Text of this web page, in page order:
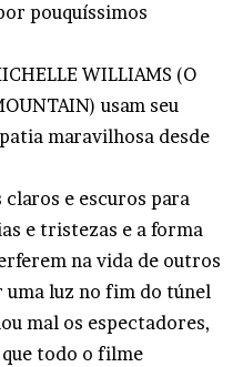
pouquíssimos
WILLIAMS (O
usam seu
maravilhosa desde
claros e escuros para
e tristezas e a forma
na vida de outros
uma luz no fim do túnel
mal os espectadores,
todo o filme